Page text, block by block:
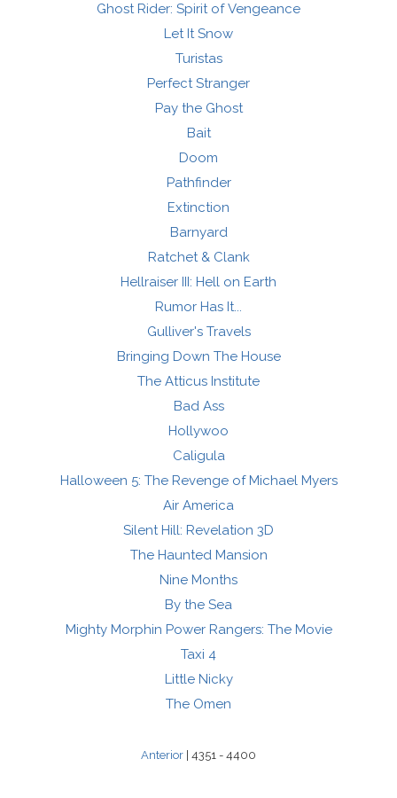
Ghost Rider: Spirit of Vengeance
Let It Snow
Turistas
Perfect Stranger
Pay the Ghost
Bait
Doom
Pathfinder
Extinction
Barnyard
Ratchet & Clank
Hellraiser III: Hell on Earth
Rumor Has It...
Gulliver's Travels
Bringing Down The House
The Atticus Institute
Bad Ass
Hollywoo
Caligula
Halloween 5: The Revenge of Michael Myers
Air America
Silent Hill: Revelation 3D
The Haunted Mansion
Nine Months
By the Sea
Mighty Morphin Power Rangers: The Movie
Taxi 4
Little Nicky
The Omen
Anterior | 4351 - 4400